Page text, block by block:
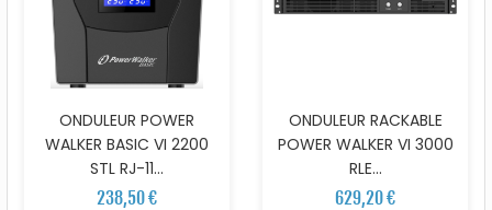
ONDULEUR POWER
WALKER BASIC VI 2200
STL RJ-11...
238,50 €
ONDULEUR RACKABLE
POWER WALKER VI 3000
RLE...
629,20 €